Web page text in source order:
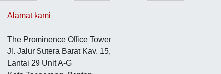
Alamat kami
The Prominence Office Tower
Jl. Jalur Sutera Barat Kav. 15,
Lantai 29 Unit A-G